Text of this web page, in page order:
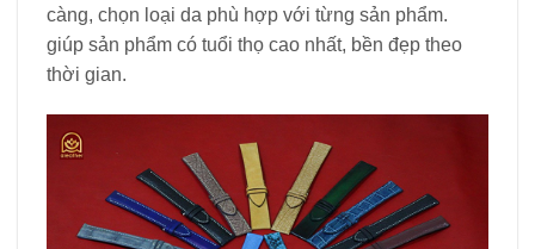
càng, chọn loại da phù hợp với từng sản phẩm.
giúp sản phẩm có tuổi thọ cao nhất, bền đẹp theo
thời gian.